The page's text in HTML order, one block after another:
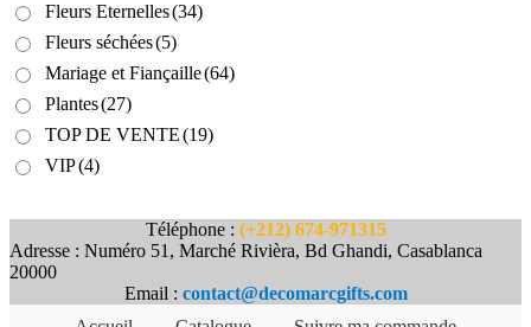
Fleurs Eternelles(34)
Fleurs séchées(5)
Mariage et Fiançaille(64)
Plantes(27)
TOP DE VENTE(19)
VIP(4)
Téléphone : (+212) 674-971315
Adresse : Numéro 51, Marché Rivièra, Bd Ghandi, Casablanca
20000
Email : contact@decomarcgifts.com